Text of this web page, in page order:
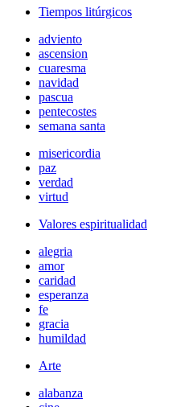
Tiempos litúrgicos
adviento
ascension
cuaresma
navidad
pascua
pentecostes
semana santa
misericordia
paz
verdad
virtud
Valores espiritualidad
alegria
amor
caridad
esperanza
fe
gracia
humildad
Arte
alabanza